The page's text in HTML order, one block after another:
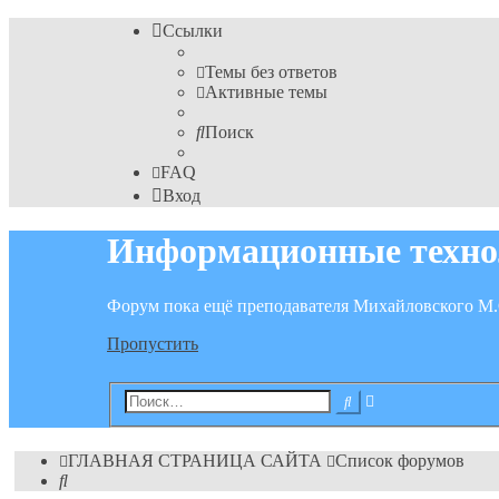
Ссылки
Темы без ответов
Активные темы
Поиск
FAQ
Вход
Информационные
Форум пока ещё преподавателя Михайловского
Пропустить
Поиск
ГЛАВНАЯ СТРАНИЦА САЙТА
Список форумов
Поиск